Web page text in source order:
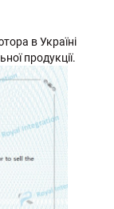
в Україні
продукції.